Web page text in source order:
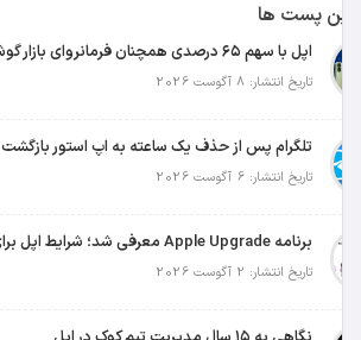
آخرین پست ها
تاریخ انتشار: 8 آگوست 2026
تلگرام پس از حذف یک ساعته به اپ استور بازگشت
تاریخ انتشار: 6 آگوست 2026
تاریخ انتشار: 2 آگوست 2026